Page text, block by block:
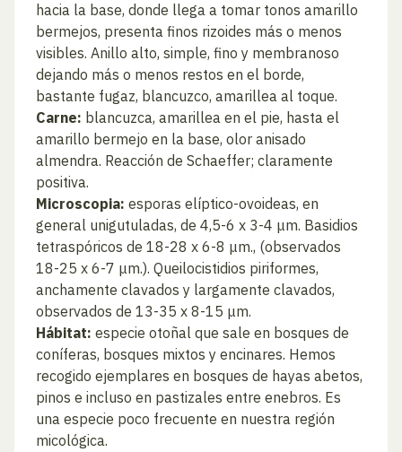
hacia la base, donde llega a tomar tonos amarillo
bermejos, presenta finos rizoides más o menos
visibles. Anillo alto, simple, fino y membranoso
dejando más o menos restos en el borde,
bastante fugaz, blancuzco, amarillea al toque.
Carne: blancuzca, amarillea en el pie, hasta el
amarillo bermejo en la base, olor anisado
almendra. Reacción de Schaeffer; claramente
positiva.
Microscopia: esporas elíptico-ovoideas, en
general unigutuladas, de 4,5-6 x 3-4 μm. Basidios
tetraspóricos de 18-28 x 6-8 μm., (observados
18-25 x 6-7 μm.). Queilocistidios piriformes,
anchamente clavados y largamente clavados,
observados de 13-35 x 8-15 μm.
Hábitat: especie otoñal que sale en bosques de
coníferas, bosques mixtos y encinares. Hemos
recogido ejemplares en bosques de hayas abetos,
pinos e incluso en pastizales entre enebros. Es
una especie poco frecuente en nuestra región
micológica.